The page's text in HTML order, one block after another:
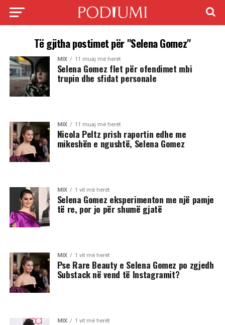
Të gjitha postimet për "Selena Gomez"
MIX 11 muaj më herët
Selena Gomez flet për ofendimet mbi
trupin dhe sfidat personale
MIX 11 muaj më herët
Nicola Peltz prish raportin edhe me
mikeshën e ngushtë, Selena Gomez
MIX 1 vit më herët
Selena Gomez eksperimenton me një pamje
të re, por jo për shumë gjatë
MIX 1 vit më herët
Pse Rare Beauty e Selena Gomez po zgjedh
Substack në vend të Instagramit?
MIX 1 vit më herët